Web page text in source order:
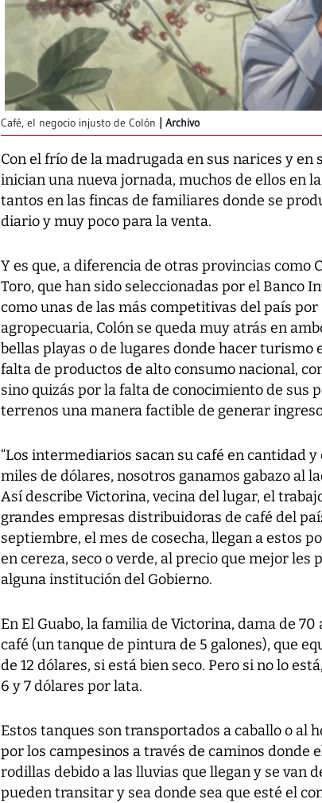
Café, el negocio injusto de Colón Archivo
Con el frío de la madrugada en sus narices y en
inician una nueva jornada, muchos de ellos en
tantos en las fincas de familiares donde se
diario y muy poco para la venta.
Y es que, a diferencia de otras provincias como
Toro, que han sido seleccionadas por el Banco
como unas de las más competitivas del país
agropecuaria, Colón se queda muy atrás en
bellas playas o de lugares donde hacer turismo
falta de productos de alto consumo nacional,
sino quizás por la falta de conocimiento de sus
terrenos una manera factible de generar
“Los intermediarios sacan su café en cantidad
miles de dólares, nosotros ganamos gabazo al
Así describe Victorina, vecina del lugar, el
grandes empresas distribuidoras de café del
septiembre, el mes de cosecha, llegan a estos
en cereza, seco o verde, al precio que mejor les
alguna institución del Gobierno.
En El Guabo, la familia de Victorina, dama de 70
café (un tanque de pintura de 5 galones), que
de 12 dólares, si está bien seco. Pero si no lo
6 y 7 dólares por lata.
Estos tanques son transportados a caballo o al
por los campesinos a través de caminos donde
rodillas debido a las lluvias que llegan y se van
pueden transitar y sea donde sea que esté el